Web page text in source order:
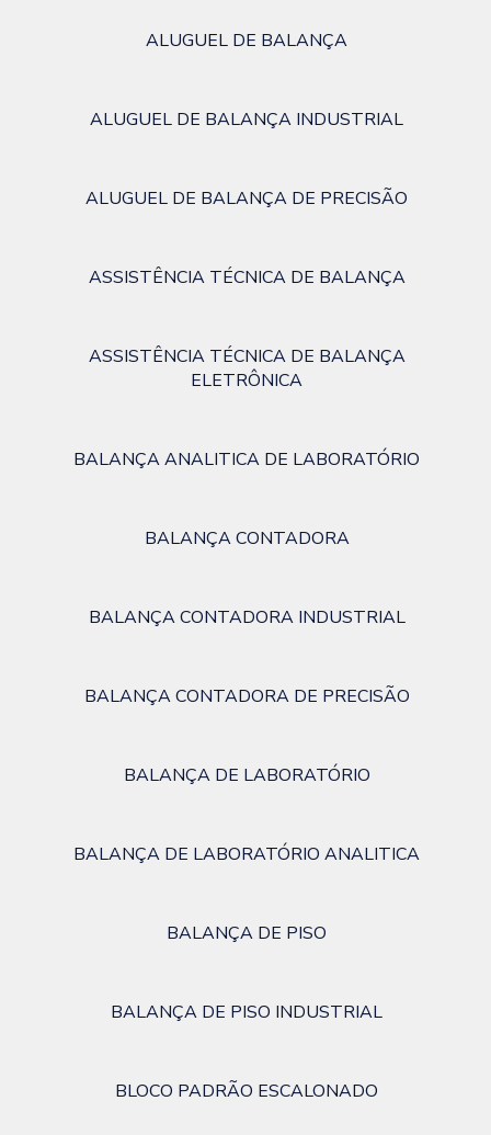
ALUGUEL DE BALANÇA
ALUGUEL DE BALANÇA INDUSTRIAL
ALUGUEL DE BALANÇA DE PRECISÃO
ASSISTÊNCIA TÉCNICA DE BALANÇA
ASSISTÊNCIA TÉCNICA DE BALANÇA
ELETRÔNICA
BALANÇA ANALITICA DE LABORATÓRIO
BALANÇA CONTADORA
BALANÇA CONTADORA INDUSTRIAL
BALANÇA CONTADORA DE PRECISÃO
BALANÇA DE LABORATÓRIO
BALANÇA DE LABORATÓRIO ANALITICA
BALANÇA DE PISO
BALANÇA DE PISO INDUSTRIAL
BLOCO PADRÃO ESCALONADO